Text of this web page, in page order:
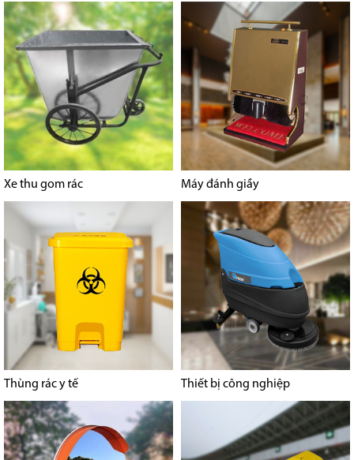
Xe thu gom rác Máy đánh giầy
Thùng rác y tế Thiết bị công nghiệp